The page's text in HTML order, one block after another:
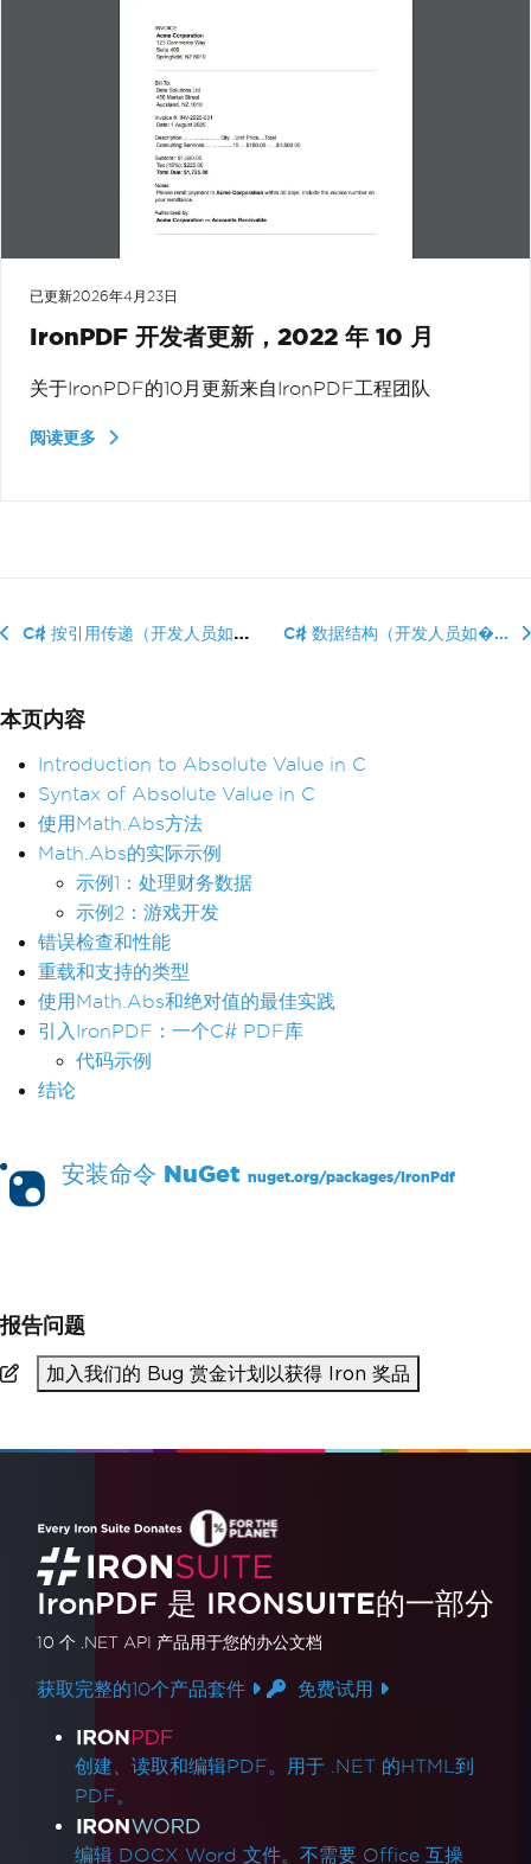
已更新2026年4月23日
IronPDF 开发者更新，2022 年 10 月
关于IronPDF的10月更新来自IronPDF工程团队
阅读更多
C# 按引用传递（开发人员如何使用） C# 数据结构（开发人员如�...
本页内容
Introduction to Absolute Value in C
Syntax of Absolute Value in C
使用Math.Abs方法
Math.Abs的实际示例
示例1：处理财务数据
示例2：游戏开发
错误检查和性能
重载和支持的类型
使用Math.Abs和绝对值的最佳实践
引入IronPDF：一个C# PDF库
代码示例
结论
安装命令 NuGet nuget.org/packages/IronPdf
报告问题
加入我们的 Bug 赏金计划以获得 Iron 奖品
IronPDF 是 IRONSUITE的一部分
10 个 .NET API 产品 用于您的办公文档
获取完整的10个产品套件 免费试用
产品链接
创建、读取和编辑PDF。用于 .NET 的HTML到
PDF。
编辑 DOCX Word 文件。不需要 Office 互操